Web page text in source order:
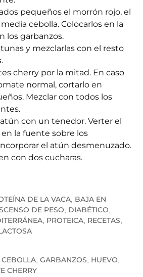
pequeños el morrón rojo, el
cebolla. Colocarlos en la
los garbanzos.
y mezclarlas con el resto
cherry por la mitad. En caso
normal, cortarlo en
Mezclar con todos los
con un tenedor. Verter el
la fuente sobre los
el atún desmenuzado.
con dos cucharas.
DE LA VACA BAJA EN
DE PESO DIABÉTICO
PROTEICA RECETAS
CEBOLLA GARBANZOS HUEVO
CHERRY